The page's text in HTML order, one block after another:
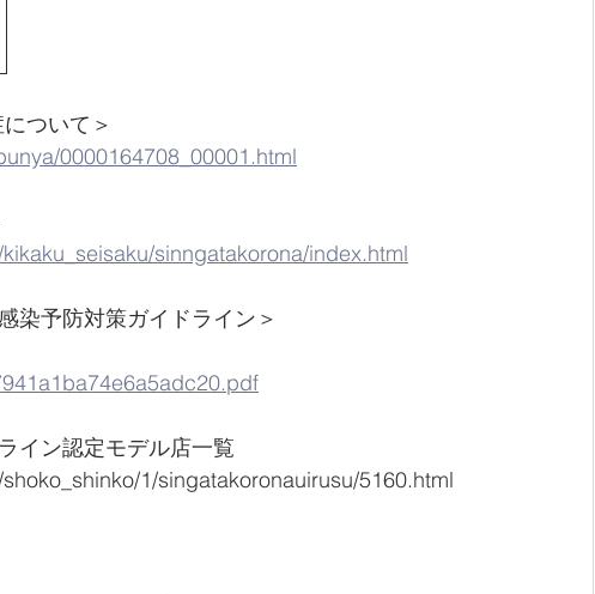
ドライン
ついて＞
0000164708_00001.html
sinngatakorona/index.html
染予防対策ガイドライン＞
イン認定モデル店一覧
1/singatakoronauirusu/5160.html